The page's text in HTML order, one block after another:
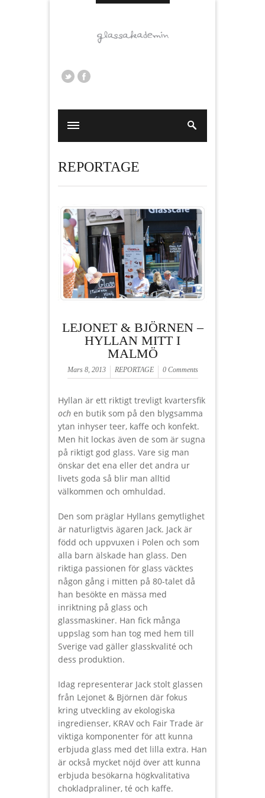
REPORTAGE
LEJONET & BJÖRNEN –
HYLLAN MITT I
MALMÖ
Mars 8, 2013 REPORTAGE 0 Comments
Hyllan är ett riktigt trevligt kvartersfik
och en butik som på den blygsamma
ytan inhyser teer, kaffe och konfekt.
Men hit lockas även de som är sugna
på riktigt god glass. Vare sig man
önskar det ena eller det andra ur
livets goda så blir man alltid
välkommen och omhuldad.
Den som präglar Hyllans gemytlighet
är naturligtvis ägaren Jack. Jack är
född och uppvuxen i Polen och som
alla barn älskade han glass. Den
riktiga passionen för glass väcktes
någon gång i mitten på 80-talet då
han besökte en mässa med
inriktning på glass och
glassmaskiner. Han fick många
uppslag som han tog med hem till
Sverige vad gäller glasskvalité och
dess produktion.
Idag representerar Jack stolt glassen
från Lejonet & Björnen där fokus
kring utveckling av ekologiska
ingredienser, KRAV och Fair Trade är
viktiga komponenter för att kunna
erbjuda glass med det lilla extra. Han
är också mycket nöjd över att kunna
erbjuda besökarna högkvalitativa
chokladpraliner, té och kaffe.